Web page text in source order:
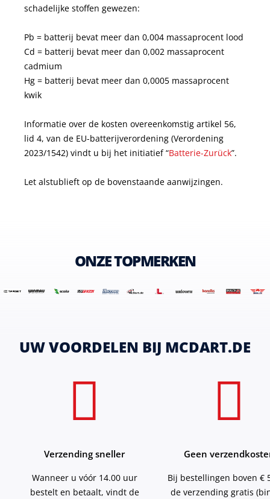
schadelijke stoffen gewezen:
Pb = batterij bevat meer dan 0,004 massaprocent lood
Cd = batterij bevat meer dan 0,002 massaprocent
cadmium
Hg = batterij bevat meer dan 0,0005 massaprocent
kwik
Informatie over de kosten overeenkomstig artikel 56,
lid 4, van de EU-batterijverordening (Verordening
2023/1542) vindt u bij het initiatief “Batterie-Zurück”.
Let alstublieft op de bovenstaande aanwijzingen.
ONZE TOPMERKEN
UW VOORDELEN BIJ MCDART.DE
Verzending sneller
Wanneer u vóór 14.00 uur
bestelt en betaalt, vindt de
Geen
Bij bestellingen boven €
de verzending gratis